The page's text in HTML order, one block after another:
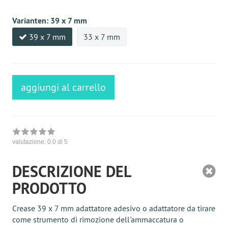
Varianten: 39 x 7 mm
39 x 7 mm 33 x 7 mm
aggiungi al carrello
valutazione: 0.0 di 5
DESCRIZIONE DEL
PRODOTTO
Crease 39 x 7 mm adattatore adesivo o adattatore da tirare
come strumento di rimozione dell'ammaccatura o